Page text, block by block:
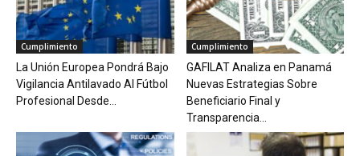
Cumplimiento
La Unión Europea Pondrá Bajo
Vigilancia Antilavado Al Fútbol
Profesional Desde...
Cumplimiento
GAFILAT Analiza en Panamá
Nuevas Estrategias Sobre
Beneficiario Final y
Transparencia...